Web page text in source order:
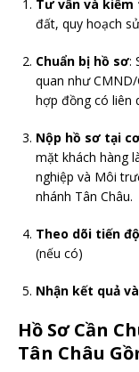
Tư vấn và
đất, quy hoạch
Chuẩn bị hồ sơ:
quan như
hợp đồng có liên
Nộp hồ sơ tại
mặt khách hàng
nghiệp và Môi
nhánh Tân Châu.
Theo dõi tiến
(nếu có)
Nhận kết quả
Hồ Sơ Cần
Tân Châu